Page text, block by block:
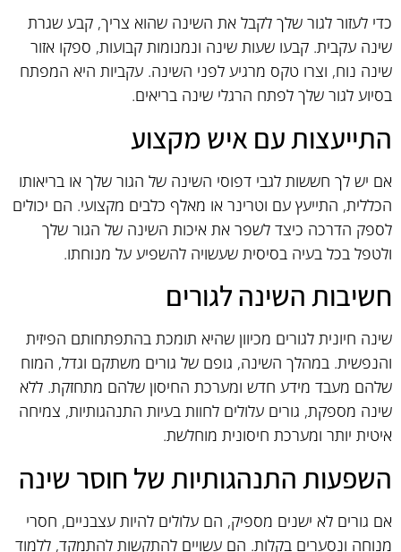
כדי לעזור לגור שלך לקבל את השינה שהוא צריך, קבע שגרת
שינה עקבית. קבעו שעות שינה ונמנומות קבועות, ספקו אזור
שינה נוח, וצרו טקס מרגיע לפני השינה. עקביות היא המפתח
בסיוע לגור שלך לפתח הרגלי שינה בריאים.
התייעצות עם איש מקצוע
אם יש לך חששות לגבי דפוסי השינה של הגור שלך או בריאותו
הכללית, התייעץ עם וטרינר או מאלף כלבים מקצועי. הם יכולים
לספק הדרכה כיצד לשפר את איכות השינה של הגור שלך
ולטפל בכל בעיה בסיסית שעשויה להשפיע על מנוחתו.
חשיבות השינה לגורים
שינה חיונית לגורים מכיוון שהיא תומכת בהתפתחותם הפיזית
והנפשית. במהלך השינה, גופם של גורים משתקם וגדל, המוח
שלהם מעבד מידע חדש ומערכת החיסון שלהם מתחזקת. ללא
שינה מספקת, גורים עלולים לחוות בעיות התנהגותיות, צמיחה
איטית יותר ומערכת חיסונית מוחלשת.
השפעות התנהגותיות של חוסר שינה
אם גורים לא ישנים מספיק, הם עלולים להיות עצבניים, חסרי
מנוחה ונסערים בקלות. הם עשויים להתקשות להתמקד, ללמוד